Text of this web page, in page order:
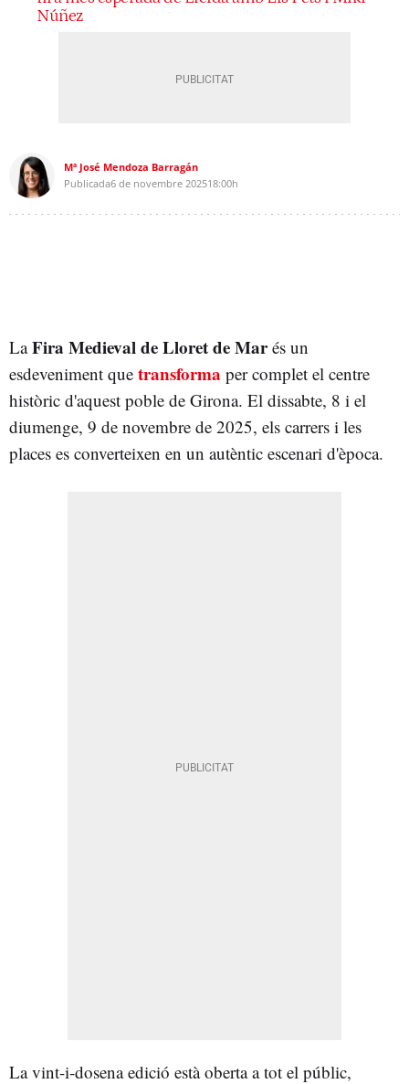
Núñez
Mª José Mendoza Barragán
Publicada6 de novembre 202518:00h
LaFira Medieval de Lloret de Marés un
esdeveniment que transforma per complet el centre
històric d'aquest poble de Girona. El dissabte, 8 i el
diumenge, 9 de novembre de 2025, els carrers i les
places es converteixen en un autèntic escenari d'època.
La vint-i-dosena edició està oberta a tot el públic,